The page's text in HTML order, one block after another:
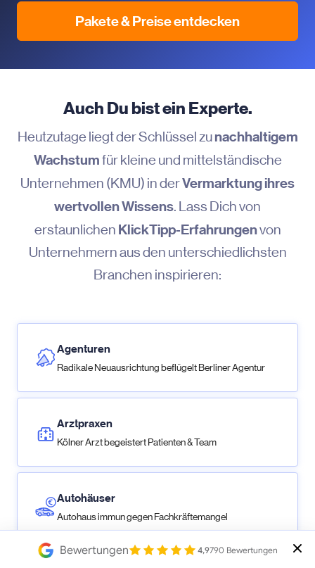
Pakete & Preise entdecken
Auch Du bist ein Experte.
Heutzutage liegt der Schlüssel zunachhaltigem
Wachstumfür kleine und mittelständische
Unternehmen (KMU) in derVermarktung ihres
wertvollen Wissens. Lass Dich von
erstaunlichen KlickTipp-Erfahrungenvon
Unternehmern aus den unterschiedlichsten
Branchen inspirieren:
Agenturen
Radikale Neuausrichtung beflügelt Berliner Agentur
Arztpraxen
Kölner Arzt begeistert Patienten & Team
Autohäuser
Autohaus immun gegen Fachkräftemangel
Bewertungen 4,9790 Bewertungen